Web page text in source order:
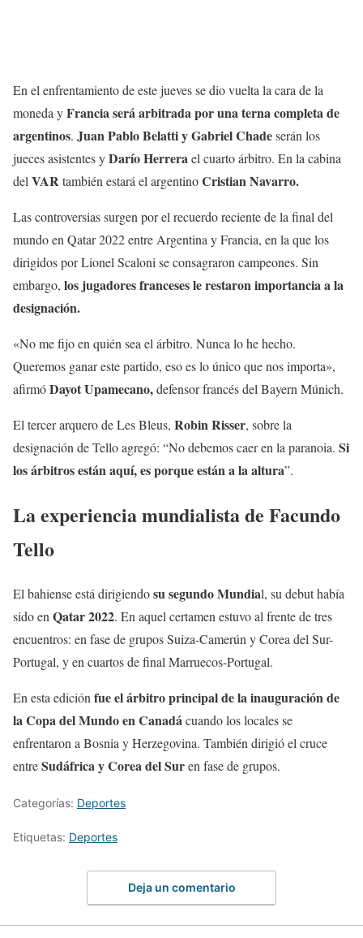
En el enfrentamiento de este jueves se dio vuelta la cara de la
moneda yFrancia será arbitrada por una terna completa de
argentinos. Juan Pablo Belatti y Gabriel Chadeserán los
jueces asistentes yDarío Herrerael cuarto árbitro. En la cabina
del VARtambién estará el argentinoCristian Navarro.
Las controversias surgen por el recuerdo reciente de la final del
mundo en Qatar 2022 entre Argentina y Francia, en la que los
dirigidos por Lionel Scaloni se consagraron campeones. Sin
embargo, los jugadores franceses le restaron importancia a la
designación.
«No me fijo en quién sea el árbitro. Nunca lo he hecho.
Queremos ganar este partido, eso es lo único que nos importa»,
afirmóDayot Upamecano,defensor francés del Bayern Múnich.
El tercer arquero de Les Bleus, Robin Risser, sobre la
designación de Tello agregó: “No debemos caer en la paranoia. Si
los árbitros están aquí, es porque están a la altura”.
La experiencia mundialista de Facundo
Tello
El bahiense está dirigiendosu segundo Mundial, su debut había
sido en Qatar 2022. En aquel certamen estuvo al frente de tres
encuentros: en fase de grupos Suiza-Camerún y Corea del Sur-
Portugal, y en cuartos de final Marruecos-Portugal.
En esta edición fue el árbitro principal de la inauguración de
la Copa del Mundo en Canadácuando los locales se
enfrentaron a Bosnia y Herzegovina. También dirigió el cruce
entreSudáfrica y Corea del Suren fase de grupos.
Categorías: Deportes
Etiquetas: Deportes
Deja un comentario